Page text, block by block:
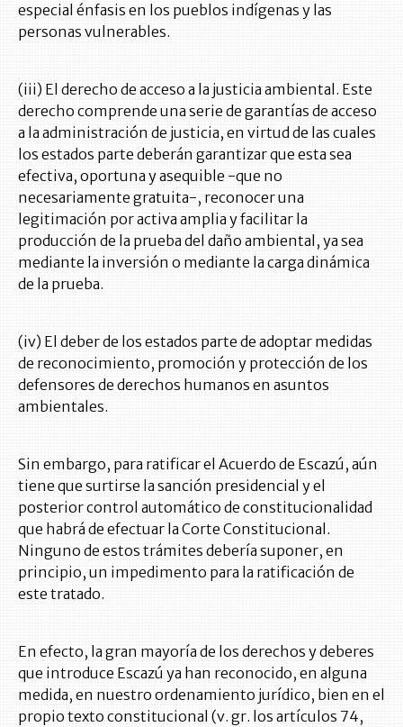
especial énfasis en los pueblos indígenas y las
personas vulnerables.
(iii) El derecho de acceso a la justicia ambiental. Este
derecho comprende una serie de garantías de acceso
a la administración de justicia, en virtud de las cuales
los estados parte deberán garantizar que esta sea
efectiva, oportuna y asequible -que no
necesariamente gratuita-, reconocer una
legitimación por activa amplia y facilitar la
producción de la prueba del daño ambiental, ya sea
mediante la inversión o mediante la carga dinámica
de la prueba.
(iv) El deber de los estados parte de adoptar medidas
de reconocimiento, promoción y protección de los
defensores de derechos humanos en asuntos
ambientales.
Sin embargo, para ratificar el Acuerdo de Escazú, aún
tiene que surtirse la sanción presidencial y el
posterior control automático de constitucionalidad
que habrá de efectuar la Corte Constitucional.
Ninguno de estos trámites debería suponer, en
principio, un impedimento para la ratificación de
este tratado.
En efecto, la gran mayoría de los derechos y deberes
que introduce Escazú ya han reconocido, en alguna
medida, en nuestro ordenamiento jurídico, bien en el
propio texto constitucional (v. gr. los artículos 74,